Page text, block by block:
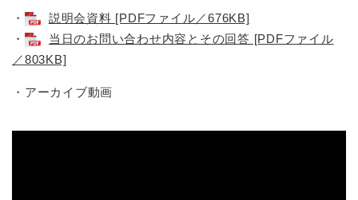
・
説明会資料 [PDFファイル／676KB]
・
当日のお問い合わせ内容とその回答 [PDFファイル
／803KB]
・アーカイブ動画